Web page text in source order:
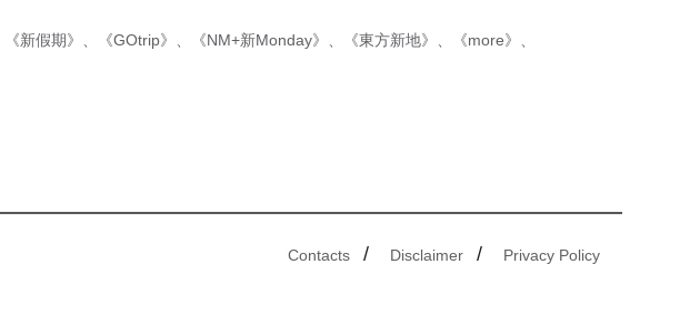
《新假期》 《GOtrip》 《NM+新Monday》 《東方新地》 《more》
Contacts / Disclaimer / Privacy Policy